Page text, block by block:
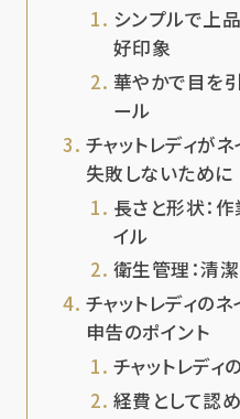
シンプルで上
好印象
華やかで目を
ール
チャットレディが
失敗しないために
長さと形状：
イル
衛生管理：清
チャットレディの
申告のポイント
チャットレデ
経費として認